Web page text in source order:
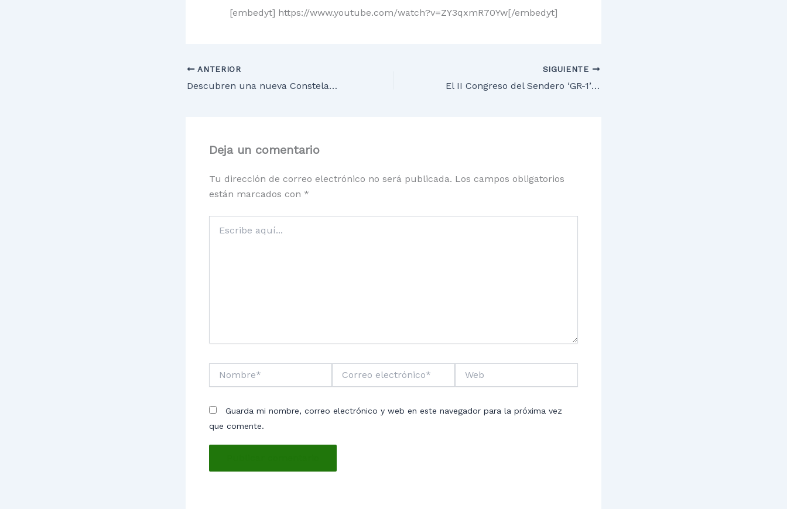
[embedyt] https://www.youtube.com/watch?v=ZY3qxmR70Yw[/embedyt]
ANTERIOR
Descubren una nueva Constelación en el Observatorio Astronómico de San Cebrián.
SIGUIENTE
El II Congreso del Sendero ‘GR-1’ se celebrará en mayo en Brañosera
Deja un comentario
Tu dirección de correo electrónico no será publicada. Los campos obligatorios
están marcados con *
aquí...
electrónico*
Guarda mi nombre, correo electrónico y web en este navegador para la próxima vez
que comente.